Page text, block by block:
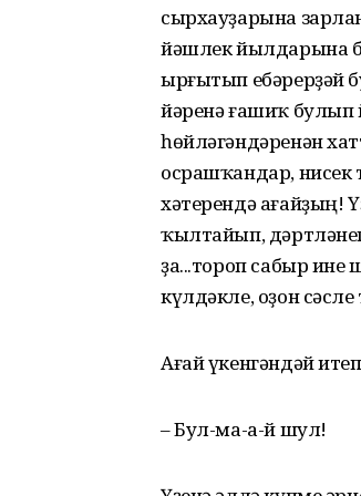
сырхауҙарына
йәшлек йылдарына
ырғытып ебәрерҙәй
йәренә ғашиҡ булып
һөйләгәндәренән
осрашҡандар,
хәтерендә ағайҙың!
ҡылтайып,
ҙа...тороп сабыр
күлдәкле, оҙон
Ағай үкенгәндәй
– Бул-ма-а-й шул!